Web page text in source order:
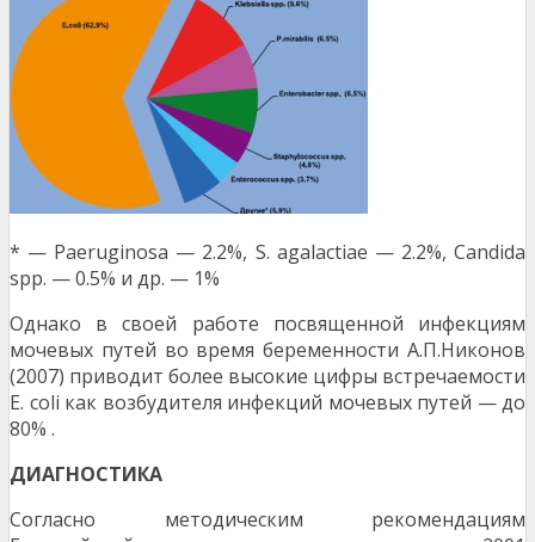
* — Paeruginosa — 2.2%, S. agalactiae — 2.2%, Candida
spp. — 0.5% и др. — 1%
Однако в своей работе посвященной инфекциям
мочевых путей во время беременности А.П.Никонов
(2007) приводит более высокие цифры встречаемости
E. coli как возбудителя инфекций мочевых путей — до
80% .
ДИАГНОСТИКА
Согласно методическим рекомендациям